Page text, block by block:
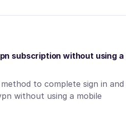
subscription without using a
to complete sign in and
without using a mobile